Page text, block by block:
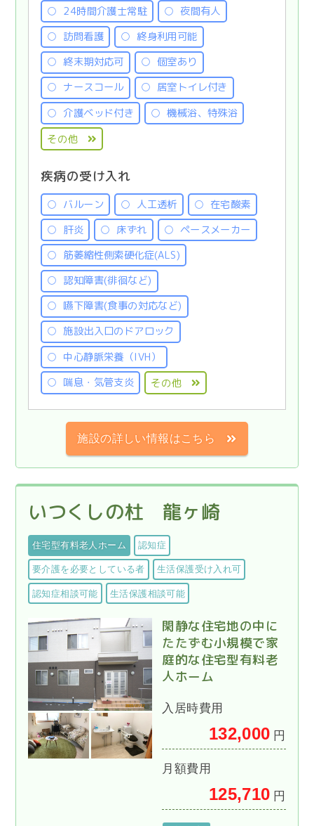
24時間介護士常駐
夜間有人
訪問看護
終身利用可能
終末期対応可
個室あり
ナースコール
居室トイレ付き
介護ベッド付き
機械浴、特殊浴
その他
疾病の受け入れ
バルーン 人工透析
在宅酸素
肝炎
床ずれ
ペースメーカー
筋萎縮性側索硬化症(ALS)
認知障害(徘徊など)
嚥下障害(食事の対応など)
施設出入口のドアロック
中心静脈栄養（IVH）
喘息・気管支炎
その他
施設の詳しい情報はこちら
いつくしの杜 龍ヶ崎
住宅型有料老人ホーム 認知症
要介護を必要としている者 生活保護受け入れ可
認知症相談可能 生活保護相談可能
閑静な住宅地の中に
たたずむ小規模で家
庭的な住宅型有料老
人ホーム
入居時費用
132,000 円
月額費用
125,710 円